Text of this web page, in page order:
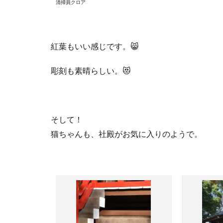
清掃員クロア
紅葉もいい感じです。 😸
彫刻も素晴らしい。 😻
そして！
猫ちゃんも、社殿がお気に入りのようで。